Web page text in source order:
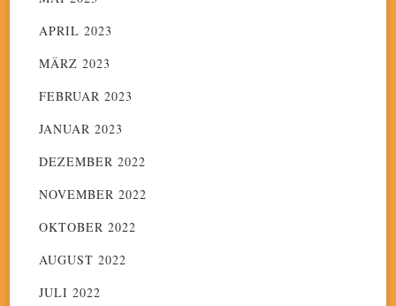
APRIL 2023
MÄRZ 2023
FEBRUAR 2023
JANUAR 2023
DEZEMBER 2022
NOVEMBER 2022
OKTOBER 2022
AUGUST 2022
JULI 2022